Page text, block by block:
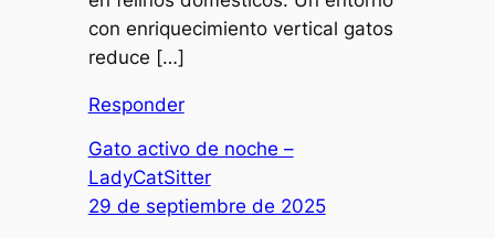
con enriquecimiento vertical gatos
reduce […]
Responder
Gato activo de noche –
LadyCatSitter
29 de septiembre de 2025